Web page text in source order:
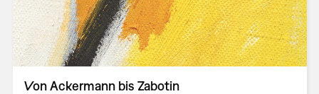
Von Ackermann bis Zabotin